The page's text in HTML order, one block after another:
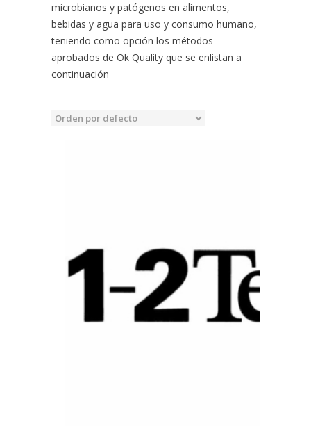
microbianos y patógenos en alimentos,
bebidas y agua para uso y consumo humano,
teniendo como opción los métodos
aprobados de Ok Quality que se enlistan a
continuación